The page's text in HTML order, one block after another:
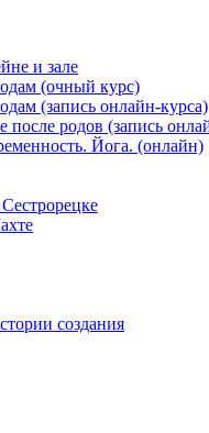
и зале
(очный курс)
(запись онлайн-курса)
после родов (запись
Йога. (онлайн)
создания